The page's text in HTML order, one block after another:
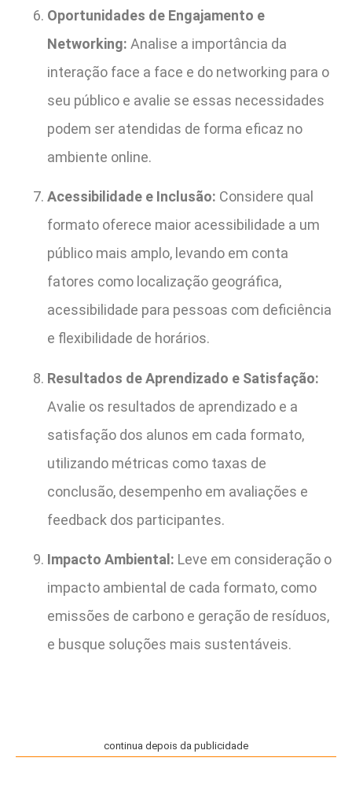
Oportunidades de Engajamento e
Networking: Analise a importância da
interação face a face e do networking para o
seu público e avalie se essas necessidades
podem ser atendidas de forma eficaz no
ambiente online.
Acessibilidade e Inclusão: Considere qual
formato oferece maior acessibilidade a um
público mais amplo, levando em conta
fatores como localização geográfica,
acessibilidade para pessoas com deficiência
e flexibilidade de horários.
Resultados de Aprendizado e Satisfação:
Avalie os resultados de aprendizado e a
satisfação dos alunos em cada formato,
utilizando métricas como taxas de
conclusão, desempenho em avaliações e
feedback dos participantes.
Impacto Ambiental: Leve em consideração o
impacto ambiental de cada formato, como
emissões de carbono e geração de resíduos,
e busque soluções mais sustentáveis.
continua depois da publicidade